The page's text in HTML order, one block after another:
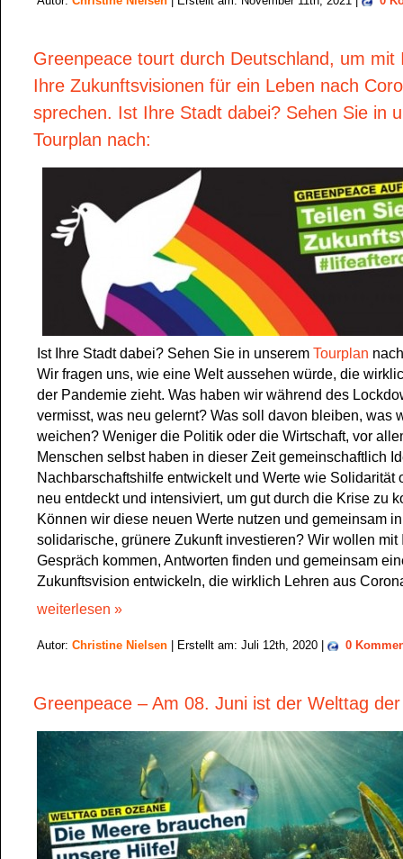
Greenpeace tourt durch Deutschland, um mit
Ihre Zukunftsvisionen für ein Leben nach
sprechen. Ist Ihre Stadt dabei? Sehen Sie in
Tourplan nach:
Ist Ihre Stadt dabei? Sehen Sie in unserem Tourplan
Wir fragen uns, wie eine Welt aussehen würde, die
der Pandemie zieht. Was haben wir während des
vermisst, was neu gelernt? Was soll davon bleiben, was
weichen? Weniger die Politik oder die Wirtschaft, vor
Menschen selbst haben in dieser Zeit gemeinschaftlich
Nachbarschaftshilfe entwickelt und Werte wie Solidarität
neu entdeckt und intensiviert, um gut durch die Krise zu
Können wir diese neuen Werte nutzen und gemeinsam
solidarische, grünere Zukunft investieren? Wir wollen mit
Gespräch kommen, Antworten finden und gemeinsam
Zukunftsvision entwickeln, die wirklich Lehren aus
weiterlesen »
Autor: Christine Nielsen | Erstellt am: Juli 12th, 2020 | 0
Greenpeace – Am 08. Juni ist der Welttag